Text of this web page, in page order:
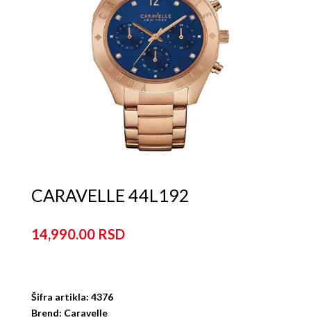
CARAVELLE 44L192
14,990.00
Šifra artikla: 4376
Brend: Caravelle